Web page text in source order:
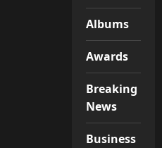
Albums
Awards
Breaking
News
Business